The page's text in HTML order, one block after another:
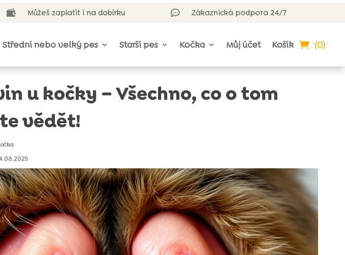
 Můžeš zaplatit i na dobírku  Zákaznická podpora 24/7
Střední nebo velký pes Starší pes Kočka Můj účet Košík (0)
u kočky – Všechno, co o tom
vědět!